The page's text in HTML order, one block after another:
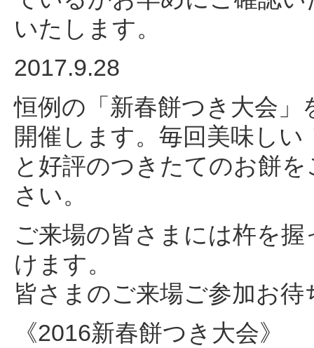
いたします。
2017.9.28
恒例の「新春餅つき大会」
開催します。毎回美味しい
と好評のつきたてのお餅
さい。
ご来場の皆さまには杵を
けます。
皆さまのご来場ご参加お
《2016新春餅つき大会》